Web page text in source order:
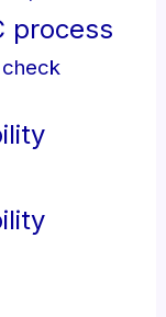
process
check